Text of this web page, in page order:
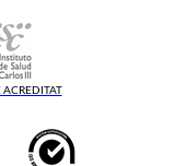
ACREDITAT